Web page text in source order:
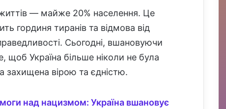
— майже 20% населення. Це
гординя тиранів та відмова від
Сьогодні, вшановуючи
щоб Україна більше ніколи не була
захищена вірою та єдністю.
над нацизмом: Україна вшановує